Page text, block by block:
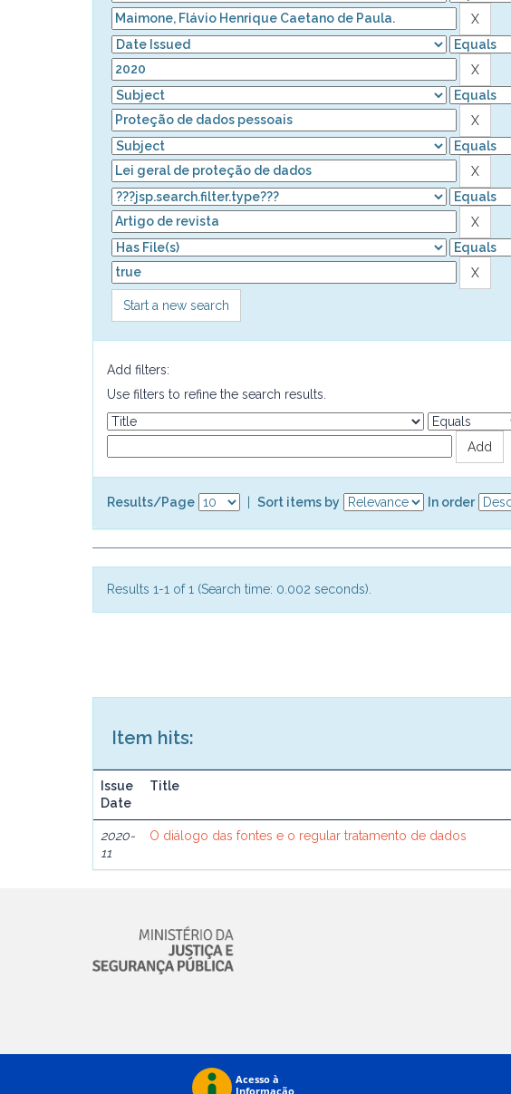
Start a new search
Add filters:
Use filters to refine the search results.
Results/Page Sort items by In order
Results 1-1 of 1 (Search time: 0.002 seconds).
Item hits:
Issue
Date
Title
2020-
11
O diálogo das fontes e o regular tratamento de dados